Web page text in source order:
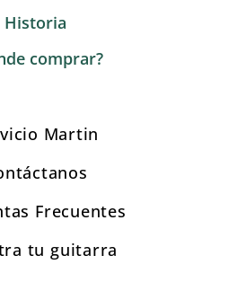
Historia
comprar?
Martin
Frecuentes
tu guitarra